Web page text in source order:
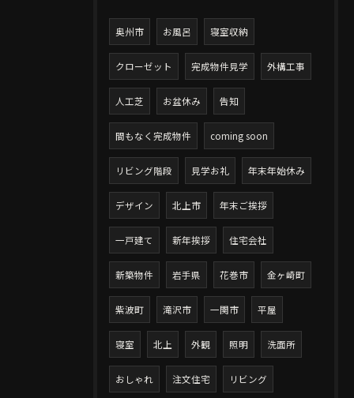
奥州市 お風呂 寝室収納
クローゼット 完成物件見学 外構工事
人工芝 お盆休み 告知
間もなく完成物件 coming soon
リビング階段 見学お礼 年末年始休み
デザイン 北上市 年末ご挨拶
一戸建て 新年挨拶 住宅会社
新築物件 岩手県 花巻市 金ヶ崎町
紫波町 滝沢市 一関市 平屋
寝室 北上 外観 照明 洗面所
おしゃれ 注文住宅 リビング